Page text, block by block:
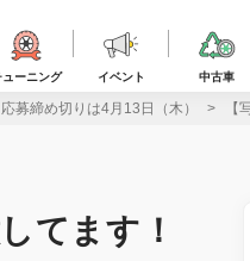
ューニング イベント 中古車
募締め切りは4月13日（木）
てます！